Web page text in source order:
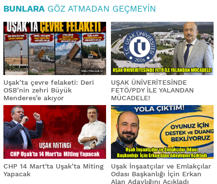
BUNLARA GÖZ ATMADAN GEÇMEYIN
Uşak’ta çevre felaketi: Deri
OSB’nin zehri Büyük
Menderes’e akıyor
UŞAK ÜNİVERİTESİNDE
FETÖ/PDY İLE YALANDAN
MÜCADELE!
CHP 14 Mart'ta Uşak’ta Miting
Yapacak
Uşak İnşaatçılar ve Emlakçılar
Odası Başkanlığı İçin Erkan
Alan Adaylığını Açıkladı